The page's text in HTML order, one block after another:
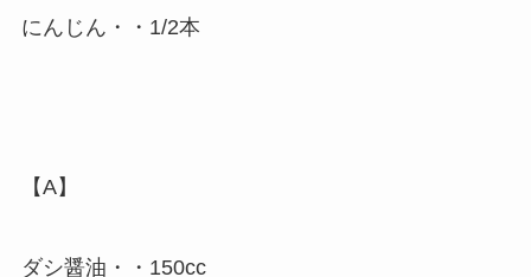
にんじん・・1/2本
【A】
ダシ醤油・・150cc